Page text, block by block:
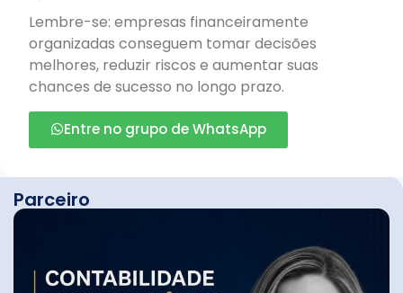
Lembre-se: empresas financeiramente
organizadas conseguem tomar decisões
melhores, reduzir riscos e aumentar suas
chances de sucesso no longo prazo.
Entre no grupo de WhatsApp
Parceiro